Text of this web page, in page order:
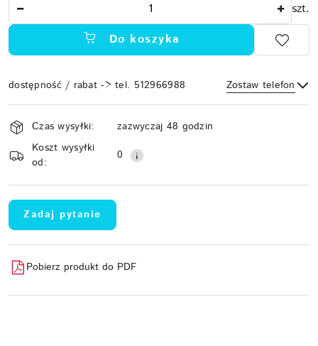
szt.
Do koszyka
dostępność / rabat -> tel. 512966988 Zostaw telefon
Wyślij
Dostępność
i
dostawa
Czas wysyłki:
zazwyczaj 48 godzin
Koszt wysyłki
od:
0
Zadaj pytanie
Pobierz produkt do PDF